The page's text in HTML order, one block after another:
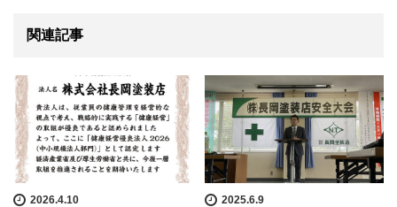
関連記事
2026.4.10 2025.6.9